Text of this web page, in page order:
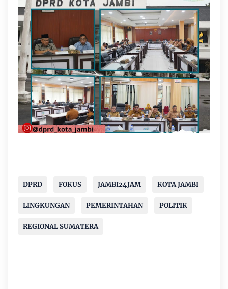
DPRD FOKUS JAMBI24JAM KOTA JAMBI
LINGKUNGAN PEMERINTAHAN POLITIK
REGIONAL SUMATERA